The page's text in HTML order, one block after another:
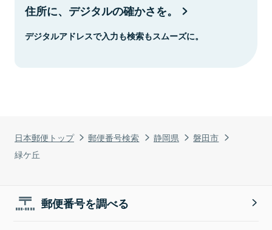
日本郵便トップ 郵便番号検索 静岡県
磐田市
緑ケ丘
住所に、デジタルの確かさを。
デジタルアドレスで入力も検索もスムーズに。
郵便番号を調べる